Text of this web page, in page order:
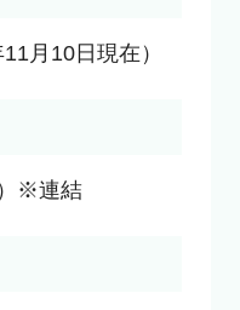
月10日現在）
※連結